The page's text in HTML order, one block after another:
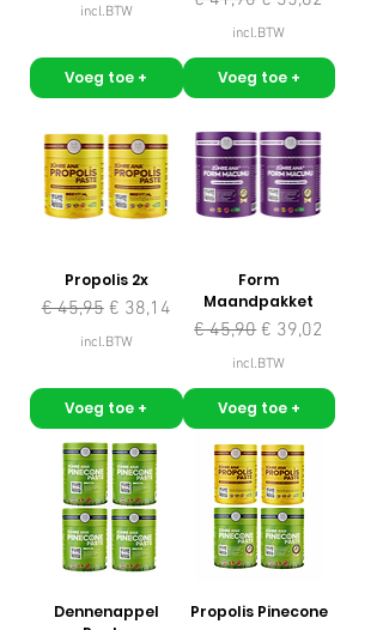
incl.BTW
Voeg toe +
incl.BTW
Voeg toe +
Propolis 2x
Normale prijs
€ 45,95 Verkoopprijs
€ 38,14
incl.BTW
Voeg toe +
Form
Maandpakket
Normale prijs
€ 45,90 Verkoopprijs
€ 39,02
incl.BTW
Voeg toe +
Dennenappel
Propolis Pinecone